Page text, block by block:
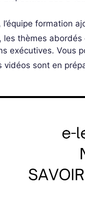
l’équipe formation
les thèmes
exécutives. Vous
vidéos sont en